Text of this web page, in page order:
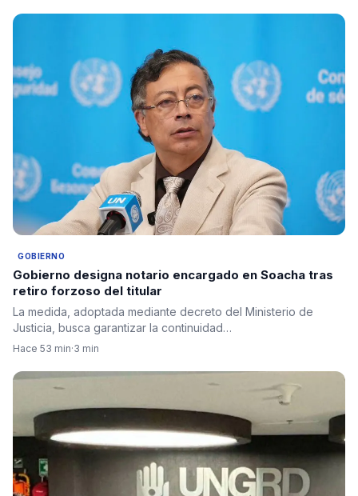
GOBIERNO
Gobierno designa notario encargado en Soacha tras
retiro forzoso del titular
La medida, adoptada mediante decreto del Ministerio de
Justicia, busca garantizar la continuidad…
Hace 53 min·3 min